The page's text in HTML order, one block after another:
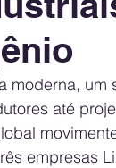
Relations
Strategy
moderna,
até
empresas